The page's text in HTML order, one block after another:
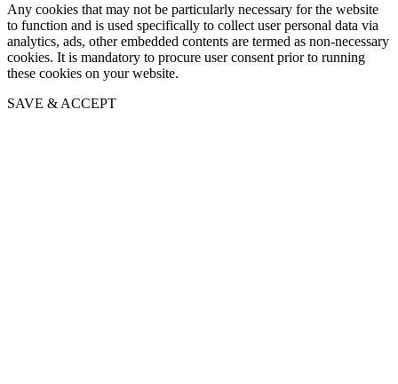
Any cookies that may not be particularly necessary for the website
to function and is used specifically to collect user personal data via
analytics, ads, other embedded contents are termed as non-necessary
cookies. It is mandatory to procure user consent prior to running
these cookies on your website.
SAVE & ACCEPT